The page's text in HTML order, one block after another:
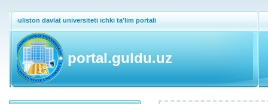
Guliston davlat universiteti ichki ta'lim portali
portal.guldu.uz